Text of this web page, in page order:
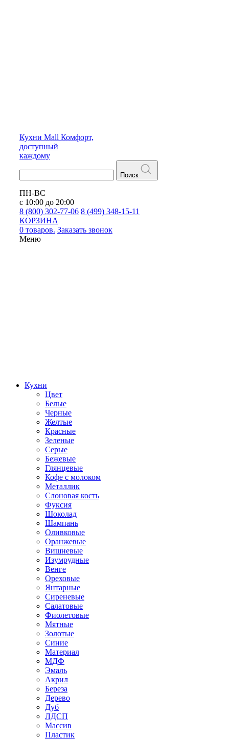
Кухни Mall Комфорт,
доступный
каждому
Поиск
ПН-ВС
с 10:00 до 20:00
8 (800) 302-77-06 8 (499) 348-15-11
КОРЗИНА
0 товаров. Заказать звонок
Меню
Кухни
Цвет
Белые
Черные
Желтые
Красные
Зеленые
Серые
Бежевые
Глянцевые
Кофе с молоком
Металлик
Слоновая кость
Фуксия
Шоколад
Шампань
Оливковые
Оранжевые
Вишневые
Изумрудные
Венге
Ореховые
Янтарные
Сиреневые
Салатовые
Фиолетовые
Мятные
Золотые
Синие
Материал
МДФ
Эмаль
Акрил
Береза
Дерево
Дуб
ЛДСП
Массив
Пластик